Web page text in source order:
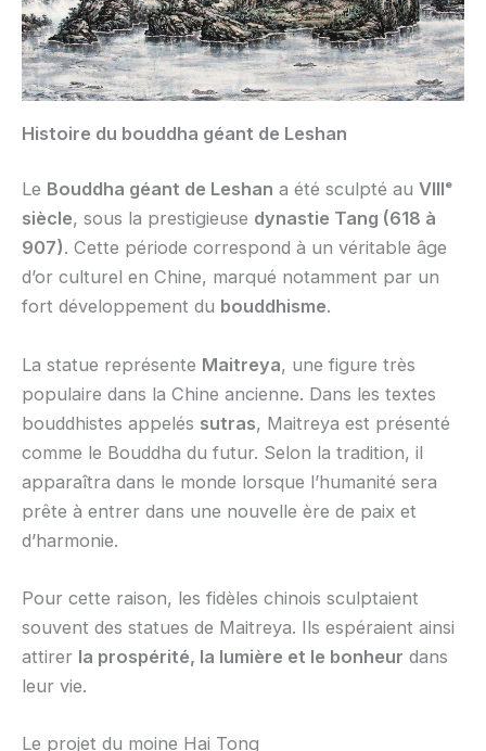
Histoire du bouddha géant de Leshan
Le Bouddha géant de Leshan a été sculpté au VIIIᵉ
siècle, sous la prestigieuse dynastie Tang (618 à
907). Cette période correspond à un véritable âge
d’or culturel en Chine, marqué notamment par un
fort développement du bouddhisme.
La statue représente Maitreya, une figure très
populaire dans la Chine ancienne. Dans les textes
bouddhistes appelés sutras, Maitreya est présenté
comme le Bouddha du futur. Selon la tradition, il
apparaîtra dans le monde lorsque l’humanité sera
prête à entrer dans une nouvelle ère de paix et
d’harmonie.
Pour cette raison, les fidèles chinois sculptaient
souvent des statues de Maitreya. Ils espéraient ainsi
attirer la prospérité, la lumière et le bonheur dans
leur vie.
Le projet du moine Hai Tong